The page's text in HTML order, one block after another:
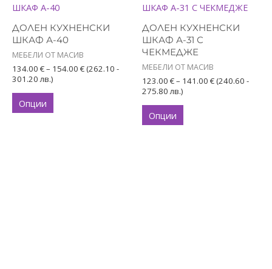
ДОЛЕН КУХНЕНСКИ
ШКАФ А-40
МЕБЕЛИ ОТ МАСИВ
134.00 €– 154.00 €
154.00 €
(262.10 -
301.20 лв.)
Опции
product
has
multiple
variants.
The
options
may
ДОЛЕН КУХНЕНСКИ
ШКАФ А-31 С
ЧЕКМЕДЖЕ
МЕБЕЛИ ОТ МАСИВ
123.00 €– 141.00 €
123.00 €
141.00 €
(240.60 -
275.80 лв.)
Опции
product
has
multiple
variants.
The
options
may
be
chosen